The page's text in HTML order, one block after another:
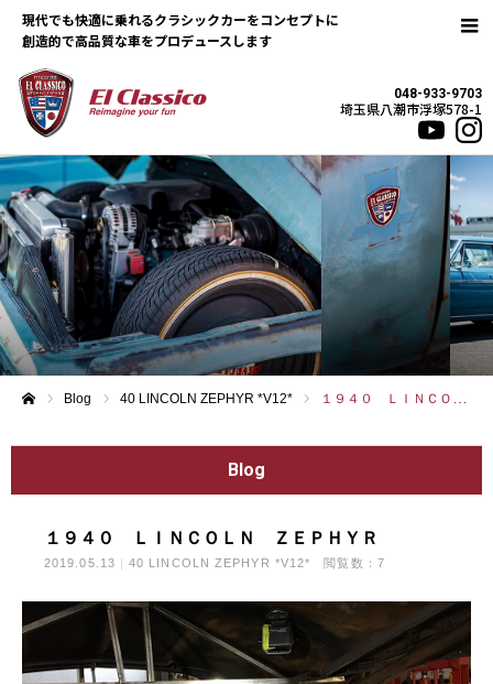
現代でも快適に乗れるクラシックカーをコンセプトに
048-933-9703
埼玉県八潮市浮塚578-1
Blog 40 LINCOLN ZEPHYR *V12* １９４０ ＬＩＮＣＯＬＮ ＺＥＰＨＹＲ
Blog
１９４０ ＬＩＮＣＯＬＮ ＺＥＰＨＹＲ
2019.05.13 40 LINCOLN ZEPHYR *V12* 閲覧数：7